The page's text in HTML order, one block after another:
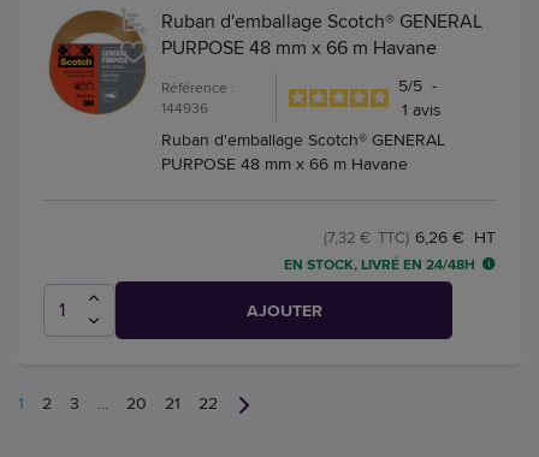
Ruban d'emballage Scotch® GENERAL
PURPOSE 48 mm x 66 m Havane
Référence :
144936
5/5 -
1 avis
Ruban d'emballage Scotch® GENERAL
PURPOSE 48 mm x 66 m Havane
6,26 € HT
(7,32 € TTC)
EN STOCK, LIVRÉ EN 24/48H
AJOUTER
1 2 3 ... 20 21 22